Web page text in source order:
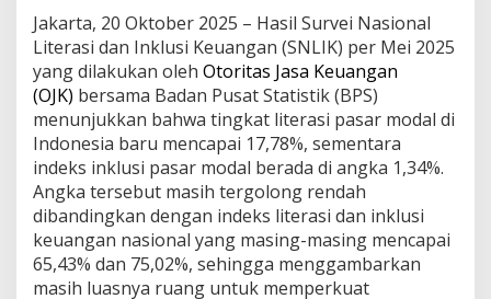
a
n
L
i
t
e
r
a
s
i
P
a
s
a
r
Jakarta, 20 Oktober 2025 – Hasil Survei Nasional
Literasi dan Inklusi Keuangan (SNLIK) per Mei 2025
yang dilakukan oleh Otoritas Jasa Keuangan
(OJK) bersama Badan Pusat Statistik (BPS)
menunjukkan bahwa tingkat literasi pasar modal di
Indonesia baru mencapai 17,78%, sementara
indeks inklusi pasar modal berada di angka 1,34%.
Angka tersebut masih tergolong rendah
dibandingkan dengan indeks literasi dan inklusi
keuangan nasional yang masing-masing mencapai
65,43% dan 75,02%, sehingga menggambarkan
masih luasnya ruang untuk memperkuat